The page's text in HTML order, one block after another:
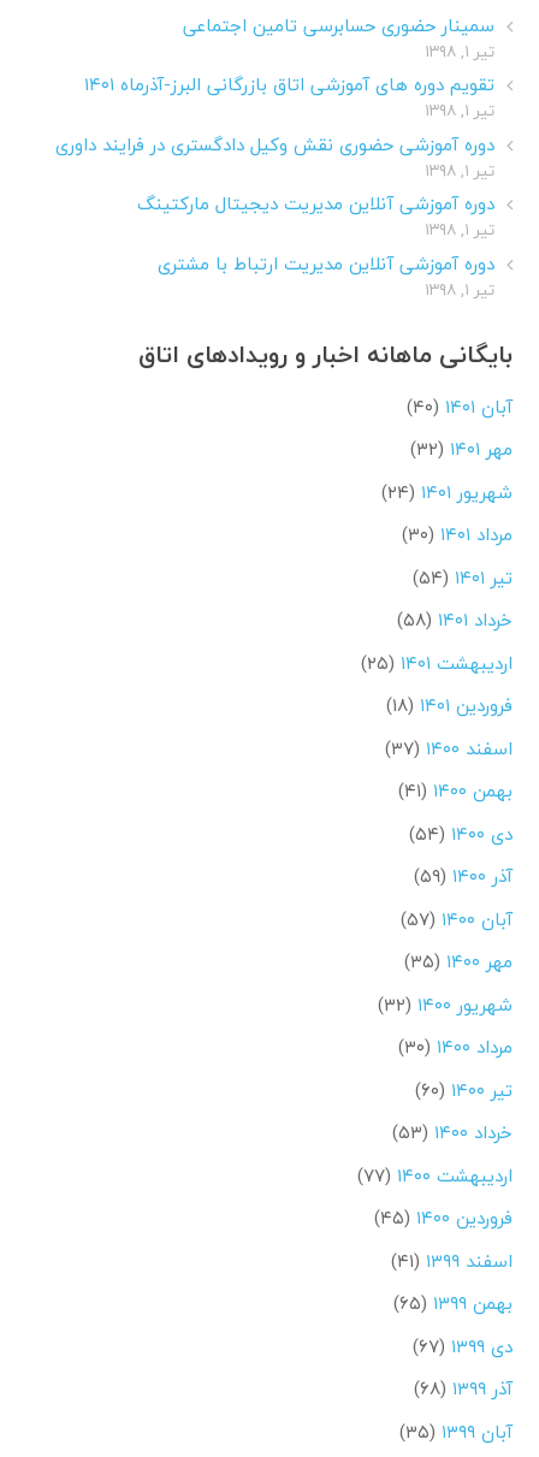
سمینار حضوری حسابرسی تامین اجتماعی
تیر ۱, ۱۳۹۸
تقویم دوره های آموزشی اتاق بازرگانی البرز-آذرماه ۱۴۰۱
تیر ۱, ۱۳۹۸
دوره آموزشی حضوری نقش وکیل دادگستری در فرایند داوری
تیر ۱, ۱۳۹۸
دوره آموزشی آنلاین مدیریت دیجیتال مارکتینگ
تیر ۱, ۱۳۹۸
دوره آموزشی آنلاین مدیریت ارتباط با مشتری
تیر ۱, ۱۳۹۸
بایگانی ماهانه اخبار و رویدادهای اتاق
آبان ۱۴۰۱
(۴۰)
مهر ۱۴۰۱
(۳۲)
شهریور ۱۴۰۱
(۲۴)
مرداد ۱۴۰۱
(۳۰)
تیر ۱۴۰۱
(۵۴)
خرداد ۱۴۰۱
(۵۸)
اردیبهشت ۱۴۰۱
(۲۵)
فروردین ۱۴۰۱
(۱۸)
اسفند ۱۴۰۰
(۳۷)
بهمن ۱۴۰۰
(۴۱)
دی ۱۴۰۰
(۵۴)
آذر ۱۴۰۰
(۵۹)
آبان ۱۴۰۰
(۵۷)
مهر ۱۴۰۰
(۳۵)
شهریور ۱۴۰۰
(۳۲)
مرداد ۱۴۰۰
(۳۰)
تیر ۱۴۰۰
(۶۰)
خرداد ۱۴۰۰
(۵۳)
اردیبهشت ۱۴۰۰
(۷۷)
فروردین ۱۴۰۰
(۴۵)
اسفند ۱۳۹۹
(۴۱)
بهمن ۱۳۹۹
(۶۵)
دی ۱۳۹۹
(۶۷)
آذر ۱۳۹۹
(۶۸)
آبان ۱۳۹۹
(۳۵)